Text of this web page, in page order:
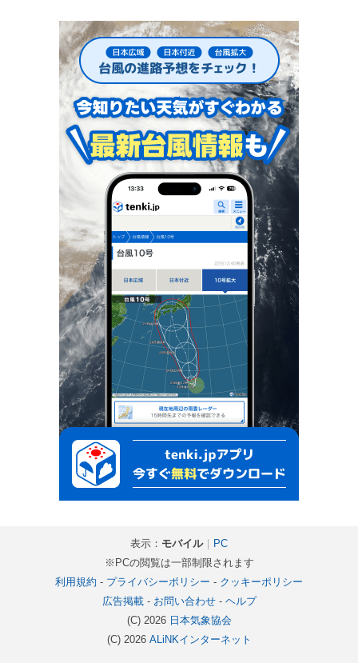
表示： モバイル｜ PC
※PCの閲覧は一部制限されます
利用規約 - プライバシーポリシー - クッキーポリシー
広告掲載- お問い合わせ- ヘルプ
(C) 2026 日本気象協会
(C) 2026 ALiNKインターネット